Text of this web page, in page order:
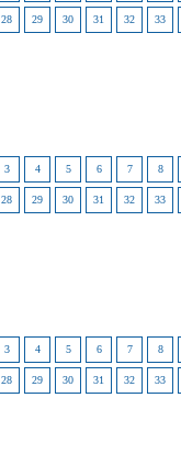
28 29 30 31 32 33
3 4 5 6 7 8
28 29 30 31 32 33
3 4 5 6 7 8
28 29 30 31 32 33